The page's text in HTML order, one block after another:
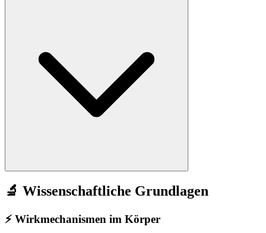
🔬 Wissenschaftliche Grundlagen
⚡ Wirkmechanismen im Körper